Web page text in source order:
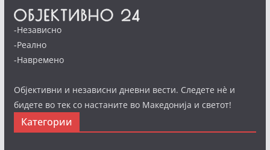
-Независно
-Реално
-Навремено
Објективни и независни дневни вести. Следете нè и
бидете во тек со настаните во Македонија и светот!
Категории